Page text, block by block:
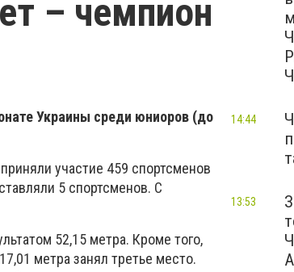
– чемпион
Украины среди юниоров (до
участие 459 спортсменов
5 спортсменов. С
52,15 метра. Кроме того,
метра занял третье место.
14:44
13:53